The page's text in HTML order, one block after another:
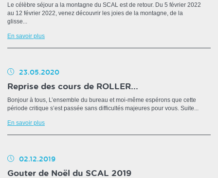
Le célèbre séjour a la montagne du SCAL est de retour. Du 5 février 2022
au 12 février 2022, venez découvrir les joies de la montagne, de la
glisse...
En savoir plus
23.05.2020
Reprise des cours de ROLLER...
Bonjour à tous, L’ensemble du bureau et moi-même espérons que cette
période critique s’est passée sans difficultés majeures pour vous. Suite...
En savoir plus
02.12.2019
Gouter de Noël du SCAL 2019